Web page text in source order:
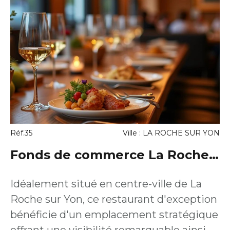
avec comptoir, d'une salle accueillant la
clientèle et d'une réserve. Exploitation
en place avec clientèle fidèle. Affaire clé
en main offrant un fort potentiel de
développement.
Réf.35 Ville : LA ROCHE SUR YON
Fonds de commerce La Roche
Sur Yon 415 m2
Idéalement situé en centre-ville de La
Roche sur Yon, ce restaurant d'exception
bénéficie d'un emplacement stratégique